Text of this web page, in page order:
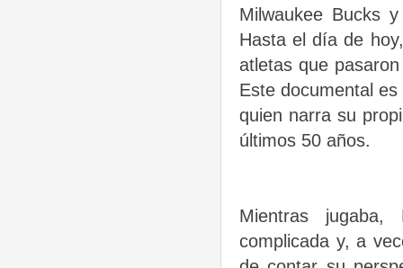
Milwaukee Bucks
Hasta el día de
atletas que
Este documental
quien narra su
últimos 50 años.
Mientras
complicada y, a